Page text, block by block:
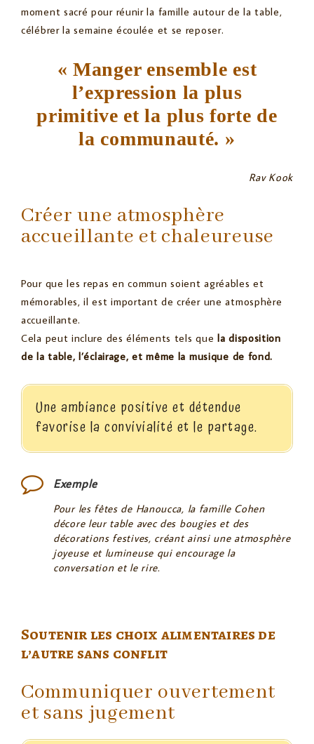
moment sacré pour réunir la famille autour de la table,
célébrer la semaine écoulée et se reposer.
« Manger ensemble est
l’expression la plus
primitive et la plus forte de
la communauté. »
Rav Kook
Créer une atmosphère
accueillante et chaleureuse
Pour que les repas en commun soient agréables et
mémorables, il est important de créer une atmosphère
accueillante.
Cela peut inclure des éléments tels que la disposition
de la table, l’éclairage, et même la musique de fond.
Une ambiance positive et détendue
favorise la convivialité et le partage.
Exemple
Pour les fêtes de Hanoucca, la famille Cohen
décore leur table avec des bougies et des
décorations festives, créant ainsi une atmosphère
joyeuse et lumineuse qui encourage la
conversation et le rire.
Soutenir les choix alimentaires de
l’autre sans conflit
Communiquer ouvertement
et sans jugement